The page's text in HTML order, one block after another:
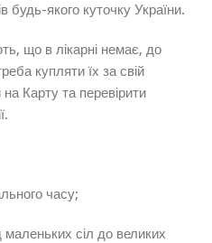
будь-якого куточку України.
що в лікарні немає, до
купляти їх за свій
Карту та перевірити
часу;
сіл до великих